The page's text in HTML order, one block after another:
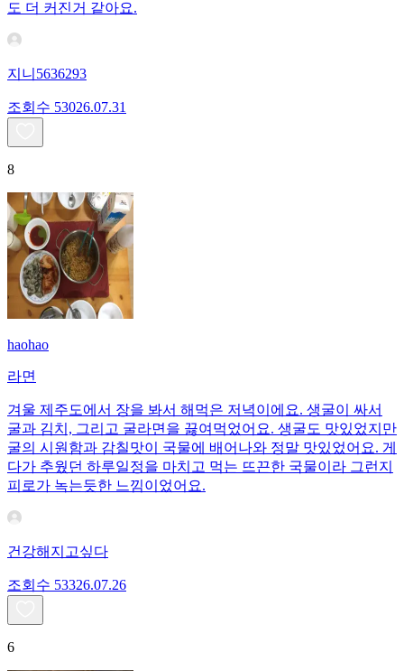
도 더 커진거 같아요.
지니5636293
조회수 53026.07.31
8
haohao
라면
겨울 제주도에서 장을 봐서 해먹은 저녁이에요. 생굴이 싸서
굴과 김치, 그리고 굴라면을 끓여먹었어요. 생굴도 맛있었지만
굴의 시원함과 감칠맛이 국물에 배어나와 정말 맛있었어요. 게
다가 추웠던 하루일정을 마치고 먹는 뜨끈한 국물이라 그런지
피로가 녹는듯한 느낌이었어요.
건강해지고싶다
조회수 53326.07.26
6